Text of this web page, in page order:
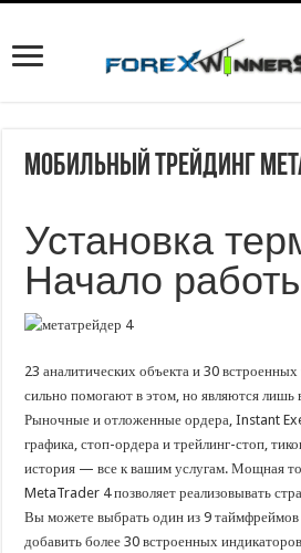
Мобильный трейдинг
Установка
Начало
23 аналитических объекта и 30
сильно помогают в этом, но являются лишь
Рыночные и отложенные ордера, Instant
графика, стоп-ордера и трейлинг-стоп,
история — все к вашим услугам. Мощная
MetaTrader 4 позволяет реализовывать
Вы можете выбрать один из 9 таймфреймов
добавить более 30 встроенных